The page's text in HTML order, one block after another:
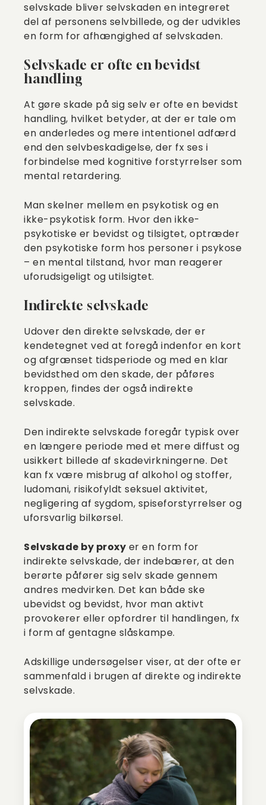
selvskade bliver selvskaden en integreret
del af personens selvbillede, og der udvikles
en form for afhængighed af selvskaden.
Selvskade er ofte en bevidst
handling
At gøre skade på sig selv er ofte en bevidst
handling, hvilket betyder, at der er tale om
en anderledes og mere intentionel adfærd
end den selvbeskadigelse, der fx ses i
forbindelse med kognitive forstyrrelser som
mental retardering.
Man skelner mellem en psykotisk og en
ikke-psykotisk form. Hvor den ikke-
psykotiske er bevidst og tilsigtet, optræder
den psykotiske form hos personer i psykose
– en mental tilstand, hvor man reagerer
uforudsigeligt og utilsigtet.
Indirekte selvskade
Udover den direkte selvskade, der er
kendetegnet ved at foregå indenfor en kort
og afgrænset tidsperiode og med en klar
bevidsthed om den skade, der påføres
kroppen, findes der også indirekte
selvskade.
Den indirekte selvskade foregår typisk over
en længere periode med et mere diffust og
usikkert billede af skadevirkningerne. Det
kan fx være misbrug af alkohol og stoffer,
ludomani, risikofyldt seksuel aktivitet,
negligering af sygdom, spiseforstyrrelser og
uforsvarlig bilkørsel.
Selvskade by proxy er en form for
indirekte selvskade, der indebærer, at den
berørte påfører sig selv skade gennem
andres medvirken. Det kan både ske
ubevidst og bevidst, hvor man aktivt
provokerer eller opfordrer til handlingen, fx
i form af gentagne slåskampe.
Adskillige undersøgelser viser, at der ofte er
sammenfald i brugen af direkte og indirekte
selvskade.